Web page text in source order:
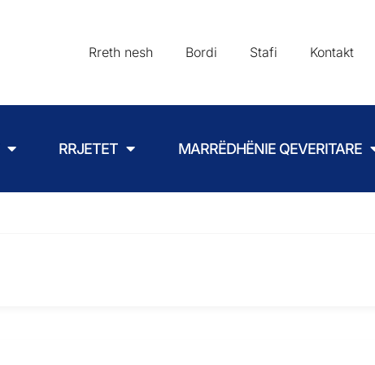
Rreth nesh Bordi Stafi Kontakt
RRJETET MARRËDHËNIE QEVERITARE